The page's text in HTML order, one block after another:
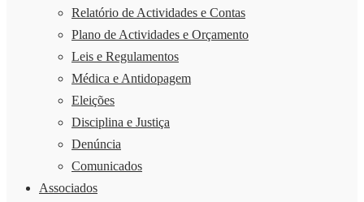
Relatório de Actividades e Contas
Plano de Actividades e Orçamento
Leis e Regulamentos
Médica e Antidopagem
Eleições
Disciplina e Justiça
Denúncia
Comunicados
Associados